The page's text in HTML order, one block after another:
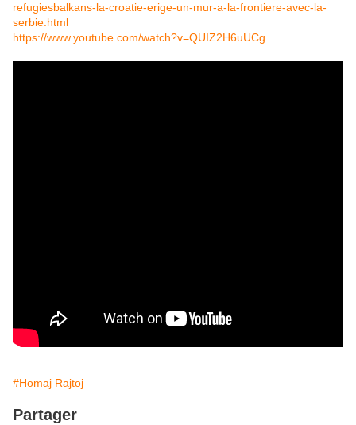
refugiesbalkans-la-croatie-erige-un-mur-a-la-frontiere-avec-la-
serbie.html
https://www.youtube.com/watch?v=QUIZ2H6uUCg
#Homaj Rajtoj
Partager